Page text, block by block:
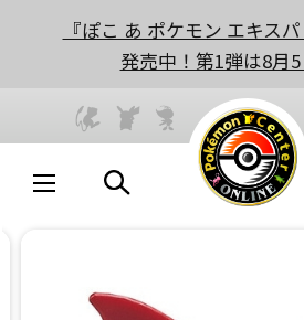
『ぽこ あ ポケモン エキス
発売中！第1弾は8月5